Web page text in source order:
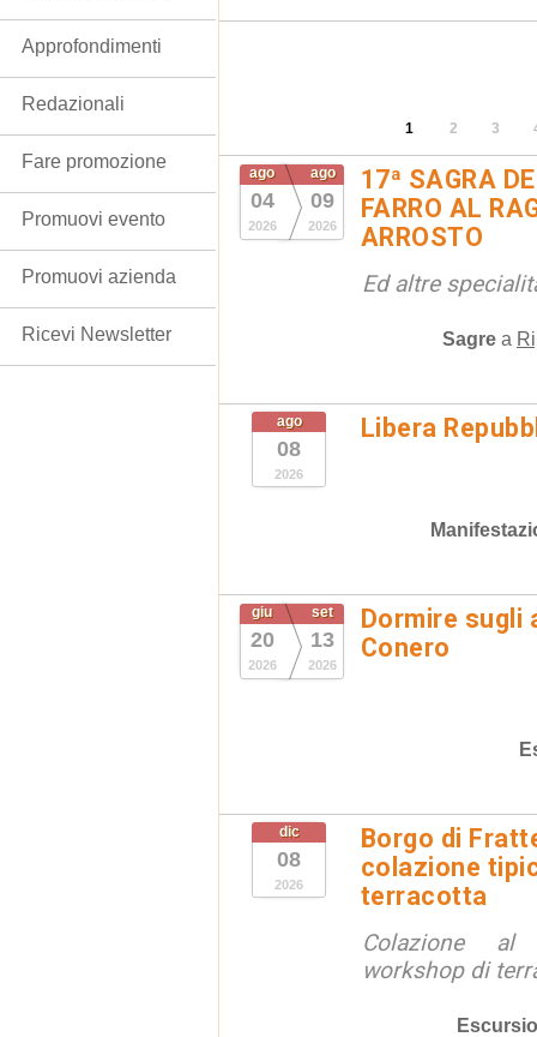
1 2 3
ago
04
2026
ago
09
2026
17ª SAGRA
FARRO AL
ARROSTO
Ed altre
Sagre a
ago
08
2026
Libera
giu
20
2026
set
13
2026
Dormire sugli
Conero
dic
08
2026
Borgo di
colazione
terracotta
Colazione al
workshop di
Approfondimenti
Redazionali
Fare promozione
Promuovi evento
Promuovi azienda
Ricevi Newsletter